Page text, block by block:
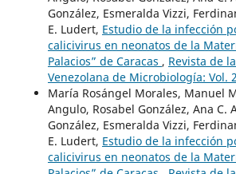
González, Esmeralda Vizzi,
E. Ludert, Estudio de la infección
calicivirus en neonatos de la
Palacios” de Caracas , Revista de
Venezolana de Microbiología: Vol.
María Rosángel Morales, Manuel
Angulo, Rosabel González, Ana C.
González, Esmeralda Vizzi,
E. Ludert, Estudio de la infección
calicivirus en neonatos de la